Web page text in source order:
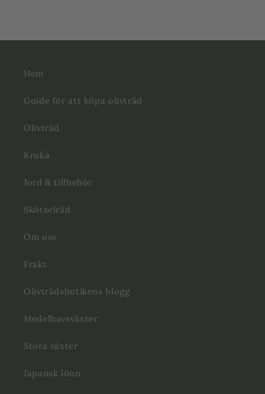
Hem
Guide för att köpa olivträd
Olivträd
Kruka
Jord & tillbehör
Skötselråd
Om oss
Frakt
Olivträdsbutikens blogg
Medelhavsväxter
Stora växter
Japansk lönn